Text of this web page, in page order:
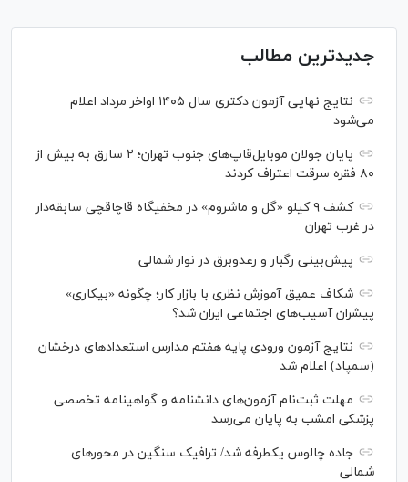
جدیدترین مطالب
نتایج نهایی آزمون دکتری سال ۱۴۰۵ اواخر مرداد اعلام
می‌شود
پایان جولان موبایل‌قاپ‌های جنوب تهران؛ ۲ سارق به بیش از
۸۰ فقره سرقت اعتراف کردند
کشف ۹ کیلو «گل و ماشروم» در مخفیگاه قاچاقچی سابقه‌دار
در غرب تهران
پیش‌بینی رگبار و رعدوبرق در نوار شمالی
شکاف عمیق آموزش نظری با بازار کار؛ چگونه «بیکاری»
پیشران آسیب‌های اجتماعی ایران شد؟
نتایج آزمون ورودی پایه هفتم مدارس استعدادهای درخشان
(سمپاد) اعلام شد
مهلت ثبت‌نام آزمون‌های دانشنامه و گواهینامه تخصصی
پزشکی امشب به پایان می‌رسد
جاده چالوس یکطرفه شد/ ترافیک سنگین در محورهای
شمالی